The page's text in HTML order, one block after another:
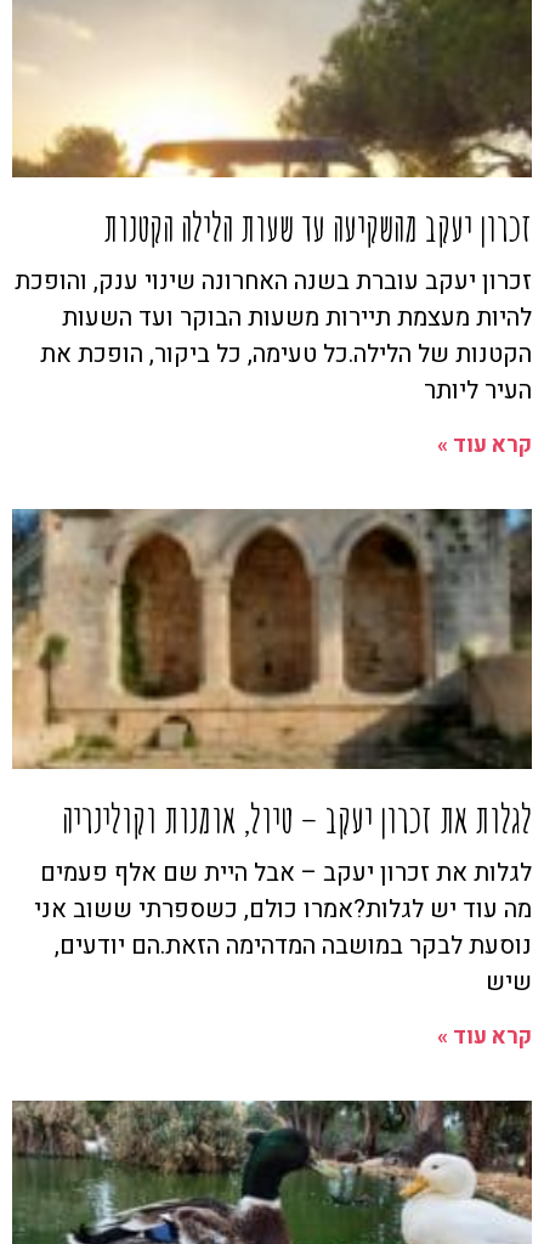
זכרון יעקב מהשקיעה עד שעות הלילה הקטנות
זכרון יעקב עוברת בשנה האחרונה שינוי ענק, והופכת
להיות מעצמת תיירות משעות הבוקר ועד השעות
הקטנות של הלילה.כל טעימה, כל ביקור, הופכת את
העיר ליותר
קרא עוד »
לגלות את זכרון יעקב – טיול, אומנות וקולינריה
לגלות את זכרון יעקב – אבל היית שם אלף פעמים
מה עוד יש לגלות?אמרו כולם, כשספרתי ששוב אני
נוסעת לבקר במושבה המדהימה הזאת.הם יודעים,
שיש
קרא עוד »